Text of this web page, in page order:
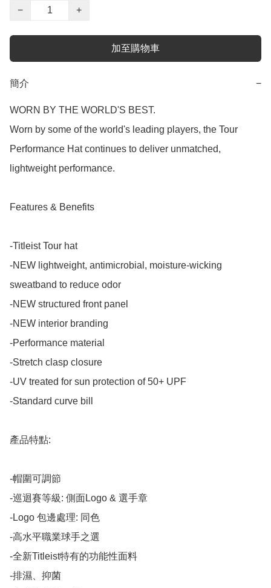
−
+
加至購物車
簡介 −
WORN BY THE WORLD'S BEST.
Worn by some of the world's leading players, the Tour
Performance Hat continues to deliver unmatched,
lightweight performance.
Features & Benefits
-Titleist Tour hat
-NEW lightweight, antimicrobial, moisture-wicking
sweatband to reduce odor
-NEW structured front panel
-NEW interior branding
-Performance material
-Stretch clasp closure
-UV treated for sun protection of 50+ UPF
-Standard curve bill
產品特點:
-帽圍可調節
-巡迴賽等級: 側面Logo & 選手章
-Logo 包邊處理: 同色
-高水平職業球手之選
-全新Titleist特有的功能性面料
-排濕、抑菌